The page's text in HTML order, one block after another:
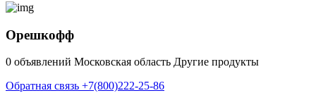
Орешкофф
0 объявлений Московская область Другие продукты
Обратная связь +7(800)222-25-86